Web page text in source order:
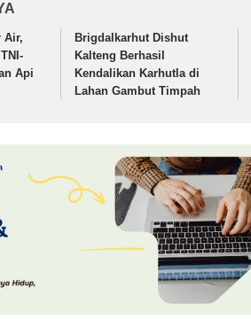
Air,
Api
Brigdalkarhut Dishut
Kalteng Berhasil
Kendalikan Karhutla di
Lahan Gambut Timpah